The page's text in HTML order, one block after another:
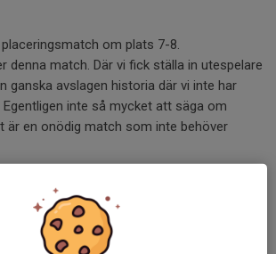
om plats 7-8.
denna match. Där vi fick ställa in utespelare
ganska avslagen historia där vi inte har
inte så mycket att säga om
är en onödig match som inte behöver
till Strömsbros härliga gäng för denna
till i eran serie!! Och hoppas vi ses igen som